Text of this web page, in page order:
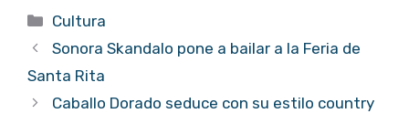
Categorías
Cultura
Sonora Skandalo pone a bailar a la Feria de
Santa Rita
Caballo Dorado seduce con su estilo country